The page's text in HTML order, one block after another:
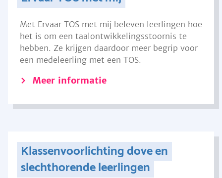
Met Ervaar TOS met mij beleven leerlingen hoe
het is om een taalontwikkelingsstoornis te
hebben. Ze krijgen daardoor meer begrip voor
een medeleerling met een TOS.
Meer informatie
Klassenvoorlichting dove en
slechthorende leerlingen